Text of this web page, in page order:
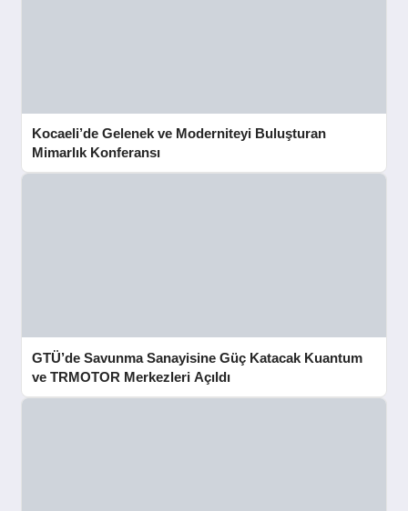
Kocaeli’de Gelenek ve Moderniteyi Buluşturan
Mimarlık Konferansı
GTÜ’de Savunma Sanayisine Güç Katacak Kuantum
ve TRMOTOR Merkezleri Açıldı